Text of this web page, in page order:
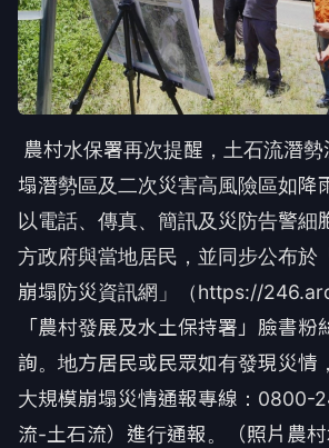
農村水保署再次提醒，土石流潛
塌潛勢區及二次災害高風險區如降
以電話、傳真、簡訊及災防告警細
方政府與當地居民，並同步公布於
崩塌防災資訊網」（https://
「農村發展及水土保持署」臉書粉
詢。地方居民或民眾如有發現災情
大規模崩塌災情通報專線：0800-
流-土石流）進行通報。（照片農村